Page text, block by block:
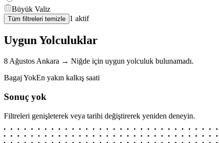
Büyük Valiz
Tüm filtreleri temizle 1 aktif
Uygun Yolculuklar
8 Ağustos Ankara → Niğde için uygun yolculuk bulunamadı.
Bagaj YokEn yakın kalkış saati
Sonuç yok
Filtreleri genişleterek veya tarihi değiştirerek yeniden deneyin.